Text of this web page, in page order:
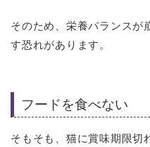
そのため、栄養バランスが
す恐れがあります。
フードを食べない
そもそも、猫に賞味期限切